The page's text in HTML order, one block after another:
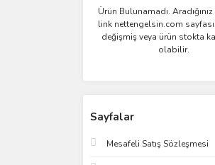
Ürün Bulunamadı.
link nettengelsin.com
değişmiş veya ürün stokta
olabilir.
Sayfalar
Mesafeli Satış Sözleşmesi